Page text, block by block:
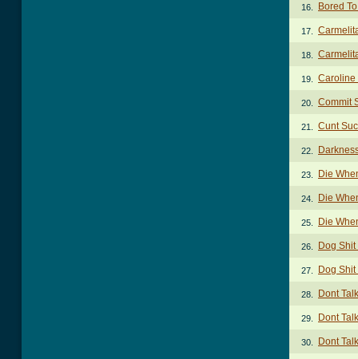
16. Bored
17.
18.
19. Caroline
20. Commit
21. Cunt
22.
23. Die
24. Die
25. Die
26. Dog Shit
27. Dog
28. Dont
29. Dont
30. Dont